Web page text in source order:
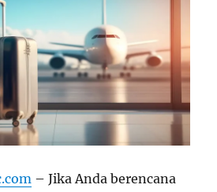
– Jika Anda berencana